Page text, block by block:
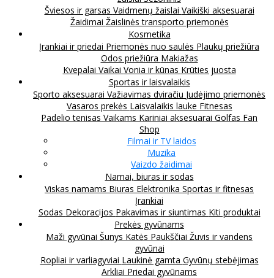
Šviesos ir garsas Vaidmenų žaislai Vaikiški aksesuarai
Žaidimai Žaislinės transporto priemonės
Kosmetika
Įrankiai ir priedai Priemonės nuo saulės Plaukų priežiūra
Odos priežiūra Makiažas
Kvepalai Vaikai Vonia ir kūnas Krūties juosta
Sportas ir laisvalaikis
Sporto aksesuarai Važiavimas dviračiu Judėjimo priemonės
Vasaros prekės Laisvalaikis lauke Fitnesas
Padelio tenisas Vaikams Kariniai aksesuarai Golfas Fan
Shop
Filmai ir TV laidos
Muzika
Vaizdo žaidimai
Namai, biuras ir sodas
Viskas namams Biuras Elektronika Sportas ir fitnesas
Įrankiai
Sodas Dekoracijos Pakavimas ir siuntimas Kiti produktai
Prekės gyvūnams
Maži gyvūnai Šunys Katės Paukščiai Žuvis ir vandens
gyvūnai
Ropliai ir varliagyviai Laukinė gamta Gyvūnų stebėjimas
Arkliai Priedai gyvūnams